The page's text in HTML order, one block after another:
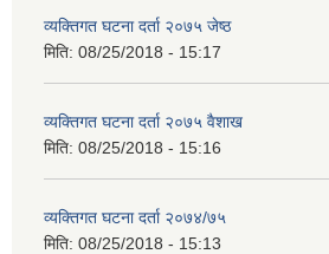
व्यक्तिगत घटना दर्ता २०७५ जेष्ठ
मिति: 08/25/2018 - 15:17
व्यक्तिगत घटना दर्ता २०७५ वैशाख
मिति: 08/25/2018 - 15:16
व्यक्तिगत घटना दर्ता २०७४/७५
मिति: 08/25/2018 - 15:13